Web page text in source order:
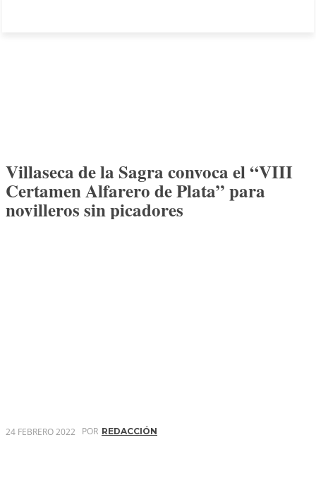
Villaseca de la Sagra convoca el “VIII
Certamen Alfarero de Plata” para
novilleros sin picadores
24 FEBRERO 2022 POR REDACCIÓN